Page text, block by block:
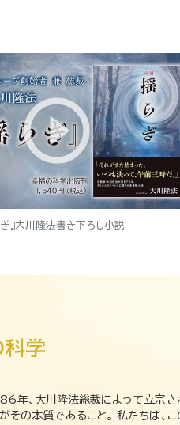
』大川隆法書き下ろし小説
年、大川隆法総裁によって立宗さ
その本質であること。 私たちは